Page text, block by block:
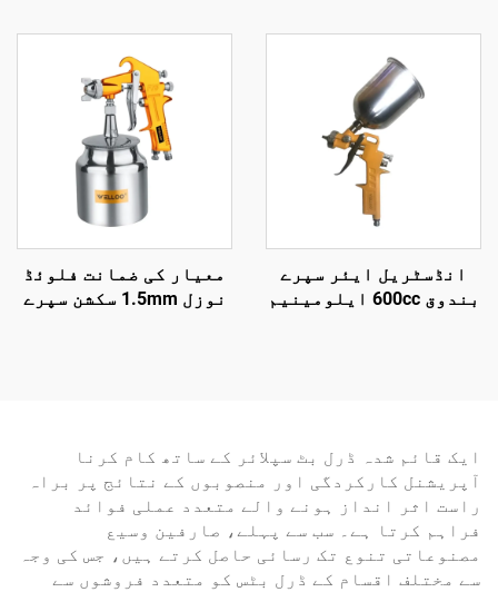
وائرلیس اینگل
گرائنڈر کٹنگ اور پالش
کرنے کے آلے کے لیے
نیلنگ مشین
انڈسٹریل ایئر سپرے
بندوق 600cc ایلومینیم
معیار کی ضمانت فلوئڈ
نوزل 1.5mm سکشن سپرے
ایک قائم شدہ ڈرل بٹ سپلائر کے ساتھ کام کرنا
آپریشنل کارکردگی اور منصوبوں کے نتائج پر براہ
راست اثر انداز ہونے والے متعدد عملی فوائد
فراہم کرتا ہے۔ سب سے پہلے، صارفین وسیع
مصنوعاتی تنوع تک رسائی حاصل کرتے ہیں، جس کی وجہ
سے مختلف اقسام کے ڈرل بٹس کو متعدد فروشوں سے